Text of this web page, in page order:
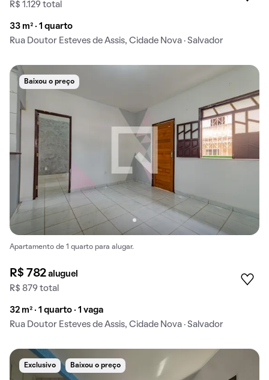
R$ 1.129 total
33 m² · 1 quarto
Rua Doutor Esteves de Assis, Cidade Nova · Salvador
Baixou o preço
Apartamento de 1 quarto para alugar.
R$ 782aluguel
R$ 879 total
32 m² · 1 quarto · 1 vaga
Rua Doutor Esteves de Assis, Cidade Nova · Salvador
Exclusivo Baixou o preço